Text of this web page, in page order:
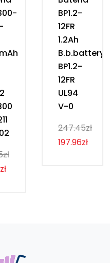
BP1.2-
12FR
1.2Ah
B.b.battery
BP1.2-
12FR
UL94
V-0
247.45zł
197.96zł